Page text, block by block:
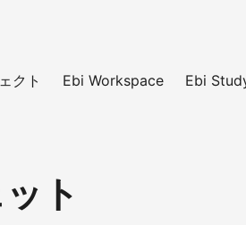
クト Ebi Workspace Ebi
ト